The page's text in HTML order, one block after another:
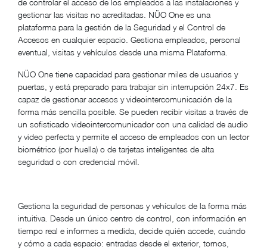
de controlar el acceso de los empleados a las instalaciones y
gestionar las visitas no acreditadas. NÜO One es una
plataforma para la gestión de la Seguridad y el Control de
Accesos en cualquier espacio. Gestiona empleados, personal
eventual, visitas y vehículos desde una misma Plataforma.
NÜO One tiene capacidad para gestionar miles de usuarios y
puertas, y está preparado para trabajar sin interrupción 24x7. Es
capaz de gestionar accesos y videointercomunicación de la
forma más sencilla posible. Se pueden recibir visitas a través de
un sofisticado videointercomunicador con una calidad de audio
y video perfecta y permite el acceso de empleados con un lector
biométrico (por huella) o de tarjetas inteligentes de alta
seguridad o con credencial móvil.
Gestiona la seguridad de personas y vehículos de la forma más
intuitiva. Desde un único centro de control, con información en
tiempo real e informes a medida, decide quién accede, cuándo
y cómo a cada espacio: entradas desde el exterior, tornos,